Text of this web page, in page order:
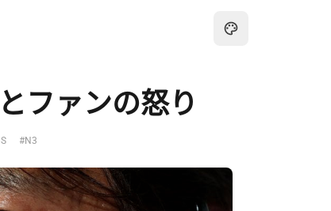
ファンの怒り
#N3